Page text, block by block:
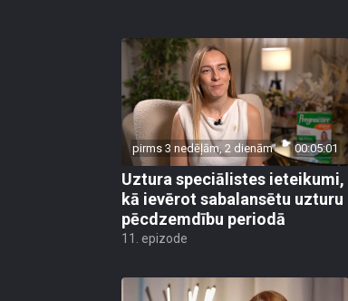
pirms 3 nedēļām, 2 dienām 00:05:01
Uztura speciālistes ieteikumi,
kā ievērot sabalansētu uzturu
pēcdzemdību periodā
11. epizode